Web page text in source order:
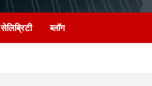
सेलिब्रिटी ब्लॉग